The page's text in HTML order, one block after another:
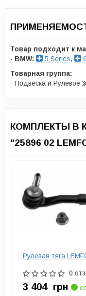
Товар подходит к
- BMW: 5 Series,
Товарная группа:
- Подвеска и Рулевое
КОМПЛЕКТЫ В
"25896 02
Рулевая тяга
0
3 404 грн